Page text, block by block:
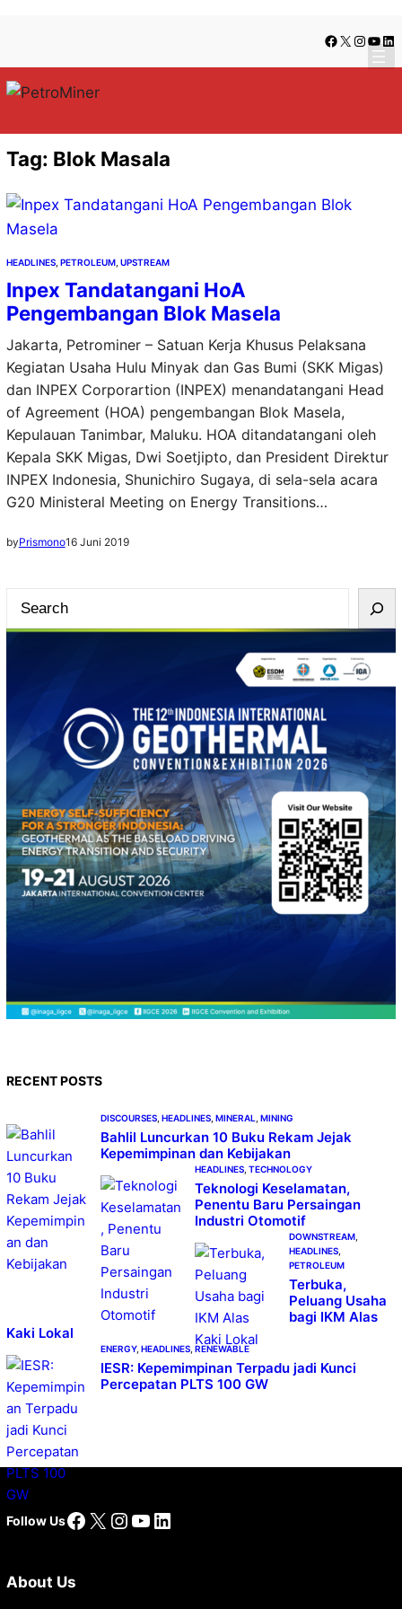
Facebook
X
Tag: Blok Masala
HEADLINES, PETROLEUM, UPSTREAM
Inpex Tandatangani HoA
Pengembangan Blok Masela
Jakarta, Petrominer – Satuan Kerja Khusus Pelaksana
Kegiatan Usaha Hulu Minyak dan Gas Bumi (SKK Migas)
dan INPEX Corporartion (INPEX) menandatangani Head
of Agreement (HOA) pengembangan Blok Masela,
Kepulauan Tanimbar, Maluku. HOA ditandatangani oleh
Kepala SKK Migas, Dwi Soetjipto, dan President Direktur
INPEX Indonesia, Shunichiro Sugaya, di sela-sela acara
G20 Ministeral Meeting on Energy Transitions…
byPrismono16 Juni 2019
RECENT POSTS
DISCOURSES, HEADLINES, MINERAL MINING
Bahlil Luncurkan 10 Buku Rekam Jejak
Kepemimpinan dan Kebijakan
HEADLINES, TECHNOLOGY
Teknologi Keselamatan,
Penentu Baru Persaingan
Industri Otomotif
DOWNSTREAM
HEADLINES
PETROLEUM
Terbuka,
Peluang Usaha
bagi IKM Alas
Kaki Lokal
ENERGY, HEADLINES, RENEWABLE
IESR: Kepemimpinan Terpadu jadi Kunci
Percepatan PLTS 100 GW
Follow UsFacebook
X Instagram
YouTube
LinkedIn
About Us